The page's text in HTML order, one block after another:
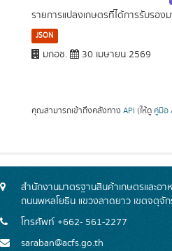
รายการแปลงเกษตรที่ได้การรับรอง
JSON
มกอช. 30 เมษายน 2569
คุณสามารถเข้าถึงคลังทาง API (ให้ดู คู่มือ
สำนักงานมาตรฐานสินค้าเกษตรและอ
ถนนพหลโยธิน แขวงลาดยาว เขตจตุจั
โทรศัพท์ +662- 561-2277
saraban@acfs.go.th